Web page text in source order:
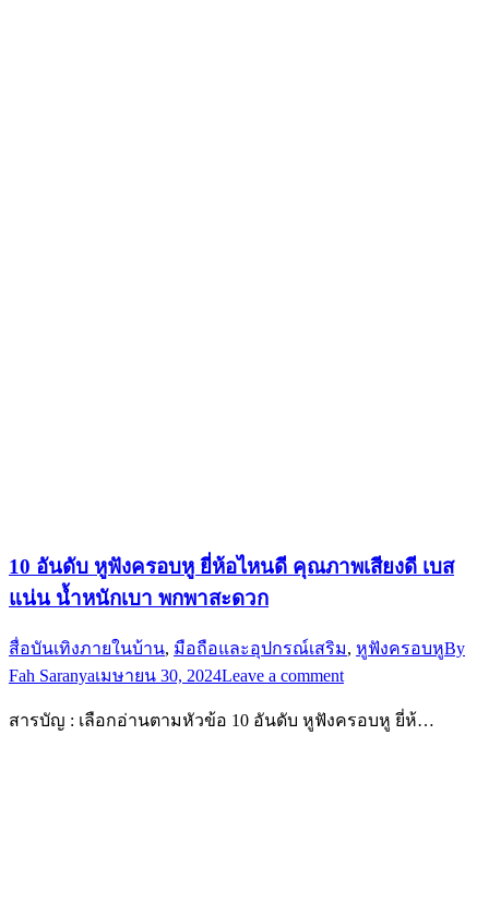
10 อันดับ หูฟังครอบหู ยี่ห้อไหนดี คุณภาพเสียงดี เบส
แน่น น้ำหนักเบา พกพาสะดวก
สื่อบันเทิงภายในบ้าน, มือถือและอุปกรณ์เสริม, หูฟังครอบหูBy
Fah Saranyaเมษายน 30, 2024Leave a comment
สารบัญ : เลือกอ่านตามหัวข้อ 10 อันดับ หูฟังครอบหู ยี่ห้…